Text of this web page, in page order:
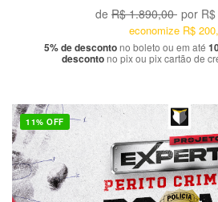
de R$ 1.890,00 por
economize R$
5% de descontono boleto ou em até
descontono pix ou pix cartão de
11% OFF